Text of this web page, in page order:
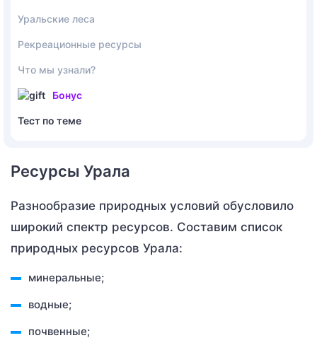
Уральские леса
Рекреационные ресурсы
Что мы узнали?
Бонус
Тест по теме
Ресурсы Урала
Разнообразие природных условий обусловило
широкий спектр ресурсов. Составим список
природных ресурсов Урала:
минеральные;
водные;
почвенные;